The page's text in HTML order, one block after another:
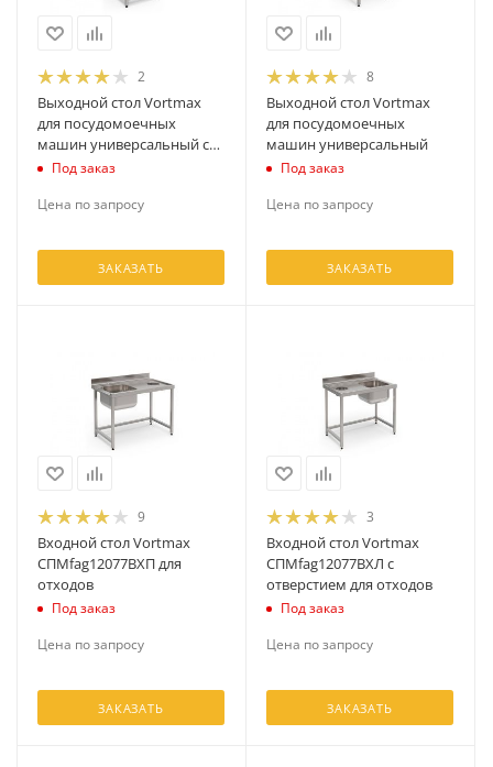
2
Выходной стол Vortmax
для посудомоечных
машин универсальный с
направляющими для
Под заказ
Цена по запросу
ЗАКАЗАТЬ
8
Выходной стол Vortmax
для посудомоечных
машин универсальный
Под заказ
Цена по запросу
ЗАКАЗАТЬ
9
Входной стол Vortmax
СПМfag12077ВХП для
отходов
Под заказ
Цена по запросу
ЗАКАЗАТЬ
3
Входной стол Vortmax
СПМfag12077ВХЛ с
отверстием для отходов
Под заказ
Цена по запросу
ЗАКАЗАТЬ